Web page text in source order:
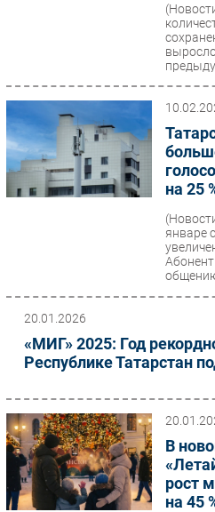
на 25
январе
20.01.2026
«МИГ» 2025: Год
Республике Татарстан
В
рост
на 45